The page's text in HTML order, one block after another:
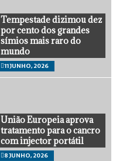
Tempestade dizimou dez
por cento dos grandes
símios mais raro do
mundo
11 JUNHO, 2026
União Europeia aprova
tratamento para o cancro
com injector portátil
8 JUNHO, 2026